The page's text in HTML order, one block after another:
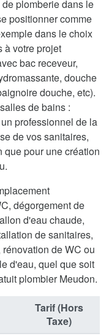
plomberie dans le
positionner comme
dans le choix
à votre projet
bac receveur,
douche
douche, etc).
de bains :
professionnel de la
de vos sanitaires,
pour une création
dégorgement de
d'eau chaude,
de sanitaires,
de WC ou
d'eau, quel que soit
plombier Meudon.
Tarif (Hors
Taxe)